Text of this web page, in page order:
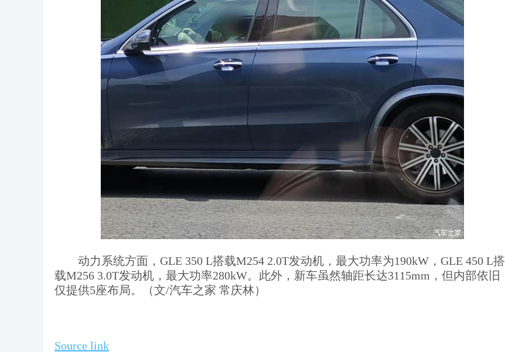
动力系统方面，GLE 350 L搭载M254 2.0T发动机，最大功率为190kW，GLE 450 L搭
载M256 3.0T发动机，最大功率280kW。此外，新车虽然轴距长达3115mm，但内部依旧
仅提供5座布局。（文/汽车之家 常庆林）
Source link